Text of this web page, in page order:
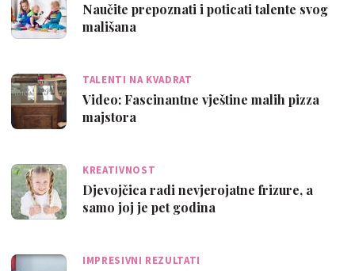
Naučite prepoznati i poticati talente svog
mališana
TALENTI NA KVADRAT
Video: Fascinantne vještine malih pizza
majstora
KREATIVNOST
Djevojčica radi nevjerojatne frizure, a
samo joj je pet godina
IMPRESIVNI REZULTATI